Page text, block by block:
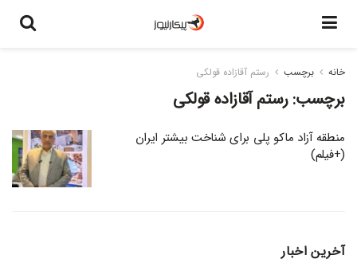
خانه برچسب رستم آقازاده قولکی
برچسب:رستم آقازاده قولکی
منطقه آزاد ماکو پلی برای شناخت بیشتر ایران
(+فیلم)
آخرین اخبار